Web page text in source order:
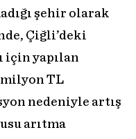
şehir olarak
Çiğli’deki
için yapılan
milyon TL
nedeniyle artış
arıtma